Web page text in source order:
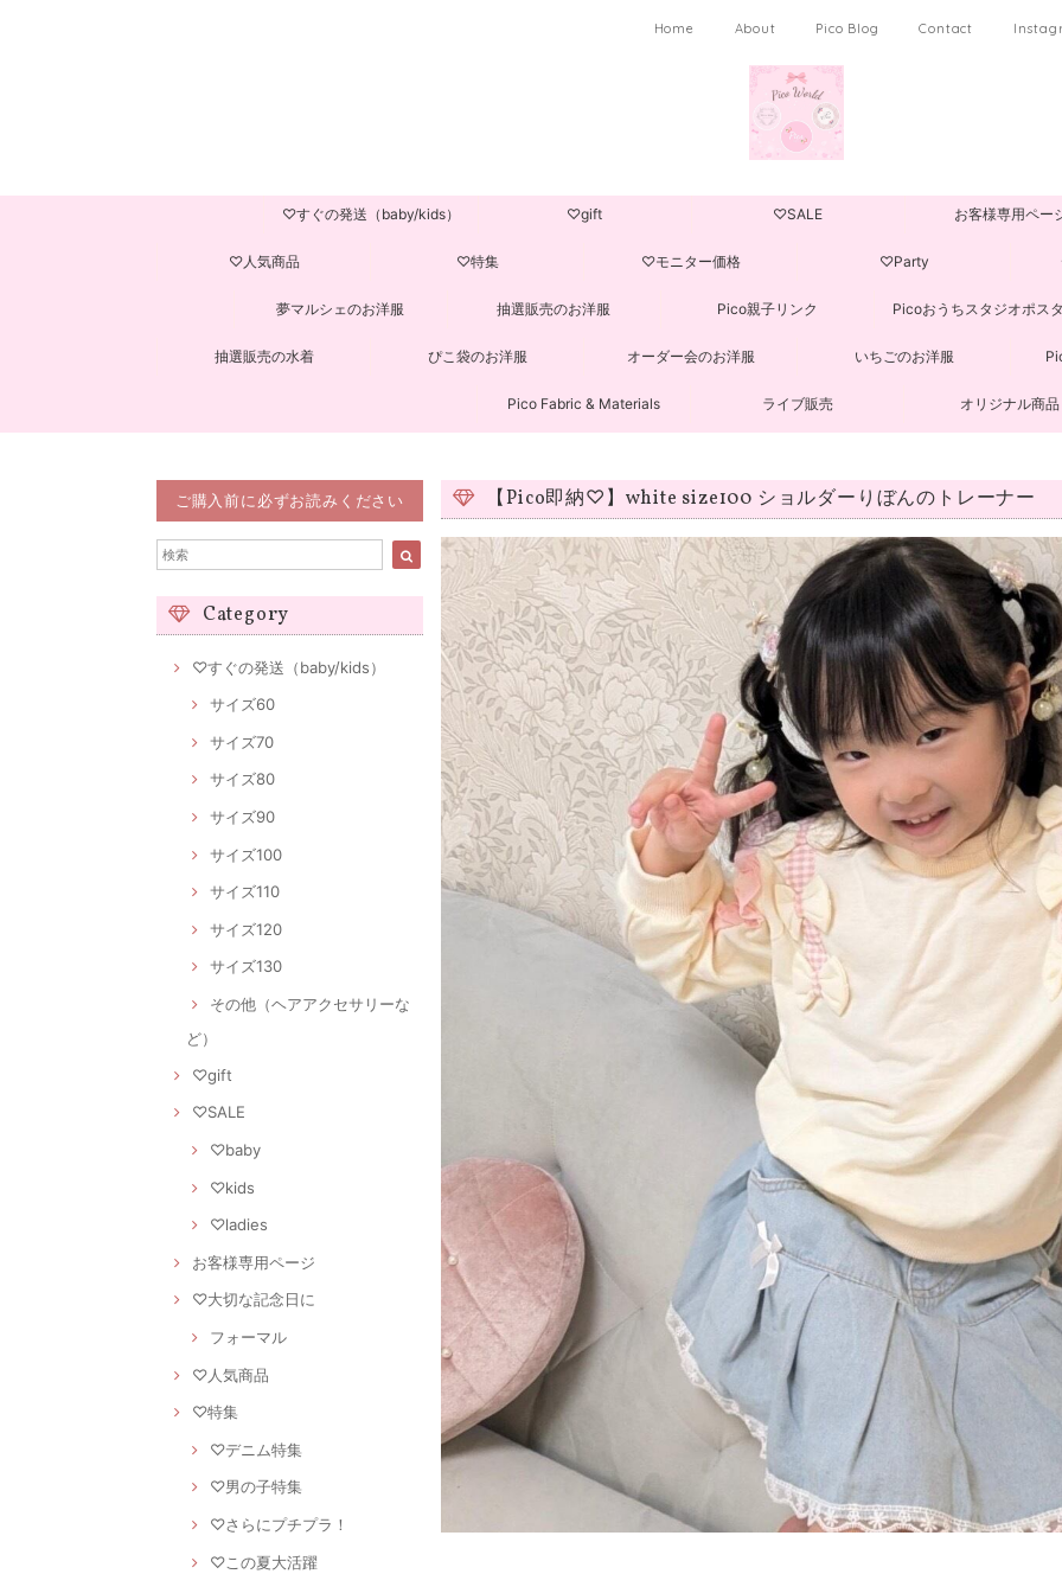
Home About Pico Blog Contact
♡すぐの発送（baby/kids） ♡gift ♡SALE お客様専用ペー
♡人気商品 ♡特集 ♡モニター価格 ♡Party
夢マルシェのお洋服 抽選販売のお洋服 Pico親子リンク Picoおうちスタジオポス
抽選販売の水着 ぴこ袋のお洋服 オーダー会のお洋服 いちごのお洋服
Pico Fabric & Materials ライブ販売 オリジナル商品
ご購入前に必ずお読みください
Category
♡すぐの発送（baby/kids）
サイズ60
サイズ70
サイズ80
サイズ90
サイズ100
サイズ110
サイズ120
サイズ130
その他（ヘアアクセサリーな
ど）
♡gift
♡SALE
♡baby
♡kids
♡ladies
お客様専用ページ
♡大切な記念日に
フォーマル
♡人気商品
♡特集
♡デニム特集
♡男の子特集
♡さらにプチプラ！
♡この夏大活躍
【Pico即納♡】white size100 ショルダーりぼんのトレーナー